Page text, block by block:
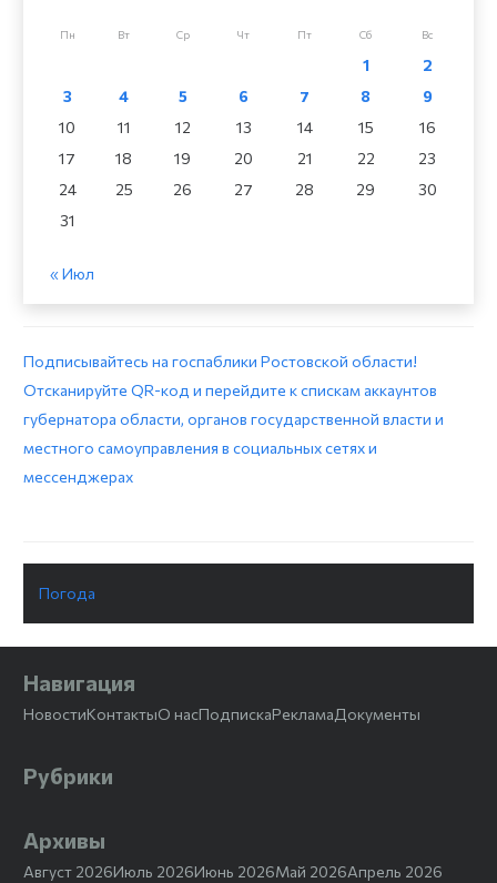
Пн Вт Ср Чт Пт Сб Вс
1
2
3
4 5 6 7 8
9
10
11 12 13 14 15
16
17
18 19 20 21 22
23
24
25 26 27 28 29
30
31
« Июл
Подписывайтесь на госпаблики Ростовской области!
Отсканируйте QR-код и перейдите к спискам аккаунтов
губернатора области, органов государственной власти и
местного самоуправления в социальных сетях и
мессенджерах
Погода
Навигация
НовостиКонтактыО насПодпискаРекламаДокументы
Рубрики
Архивы
Август 2026Июль 2026Июнь 2026Май 2026Апрель 2026